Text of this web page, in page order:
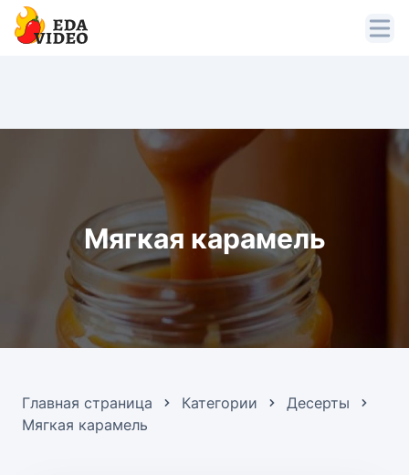
Мягкая карамель
Главная страница Категории
Десерты
Мягкая карамель